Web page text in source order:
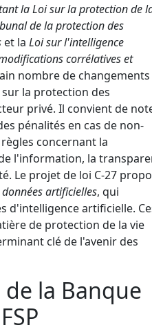
la Loi sur la protection de
de la protection des
et la Loi sur l'intelligence
corrélatives et
nombre de changements
la protection des
privé. Il convient de
pénalités en cas de non-
concernant la
l'information, la
Le projet de loi C-27
artificielles, qui
d'intelligence artificielle.
de protection de la vie
clé de l'avenir des
la Banque